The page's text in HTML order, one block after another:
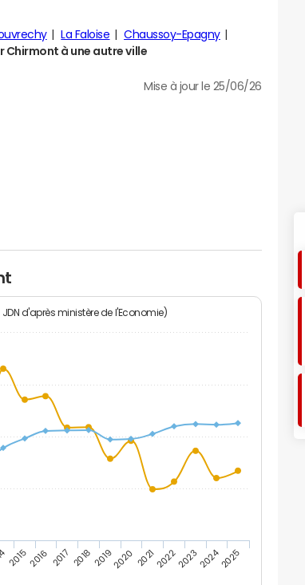
La Faloise
Chaussoy-Epagny
Chirmont à une autre ville
Mise à jour le 25/06/26
d'après ministère de l'Economie)
20152016 2017 201820192020 20212022202320242025